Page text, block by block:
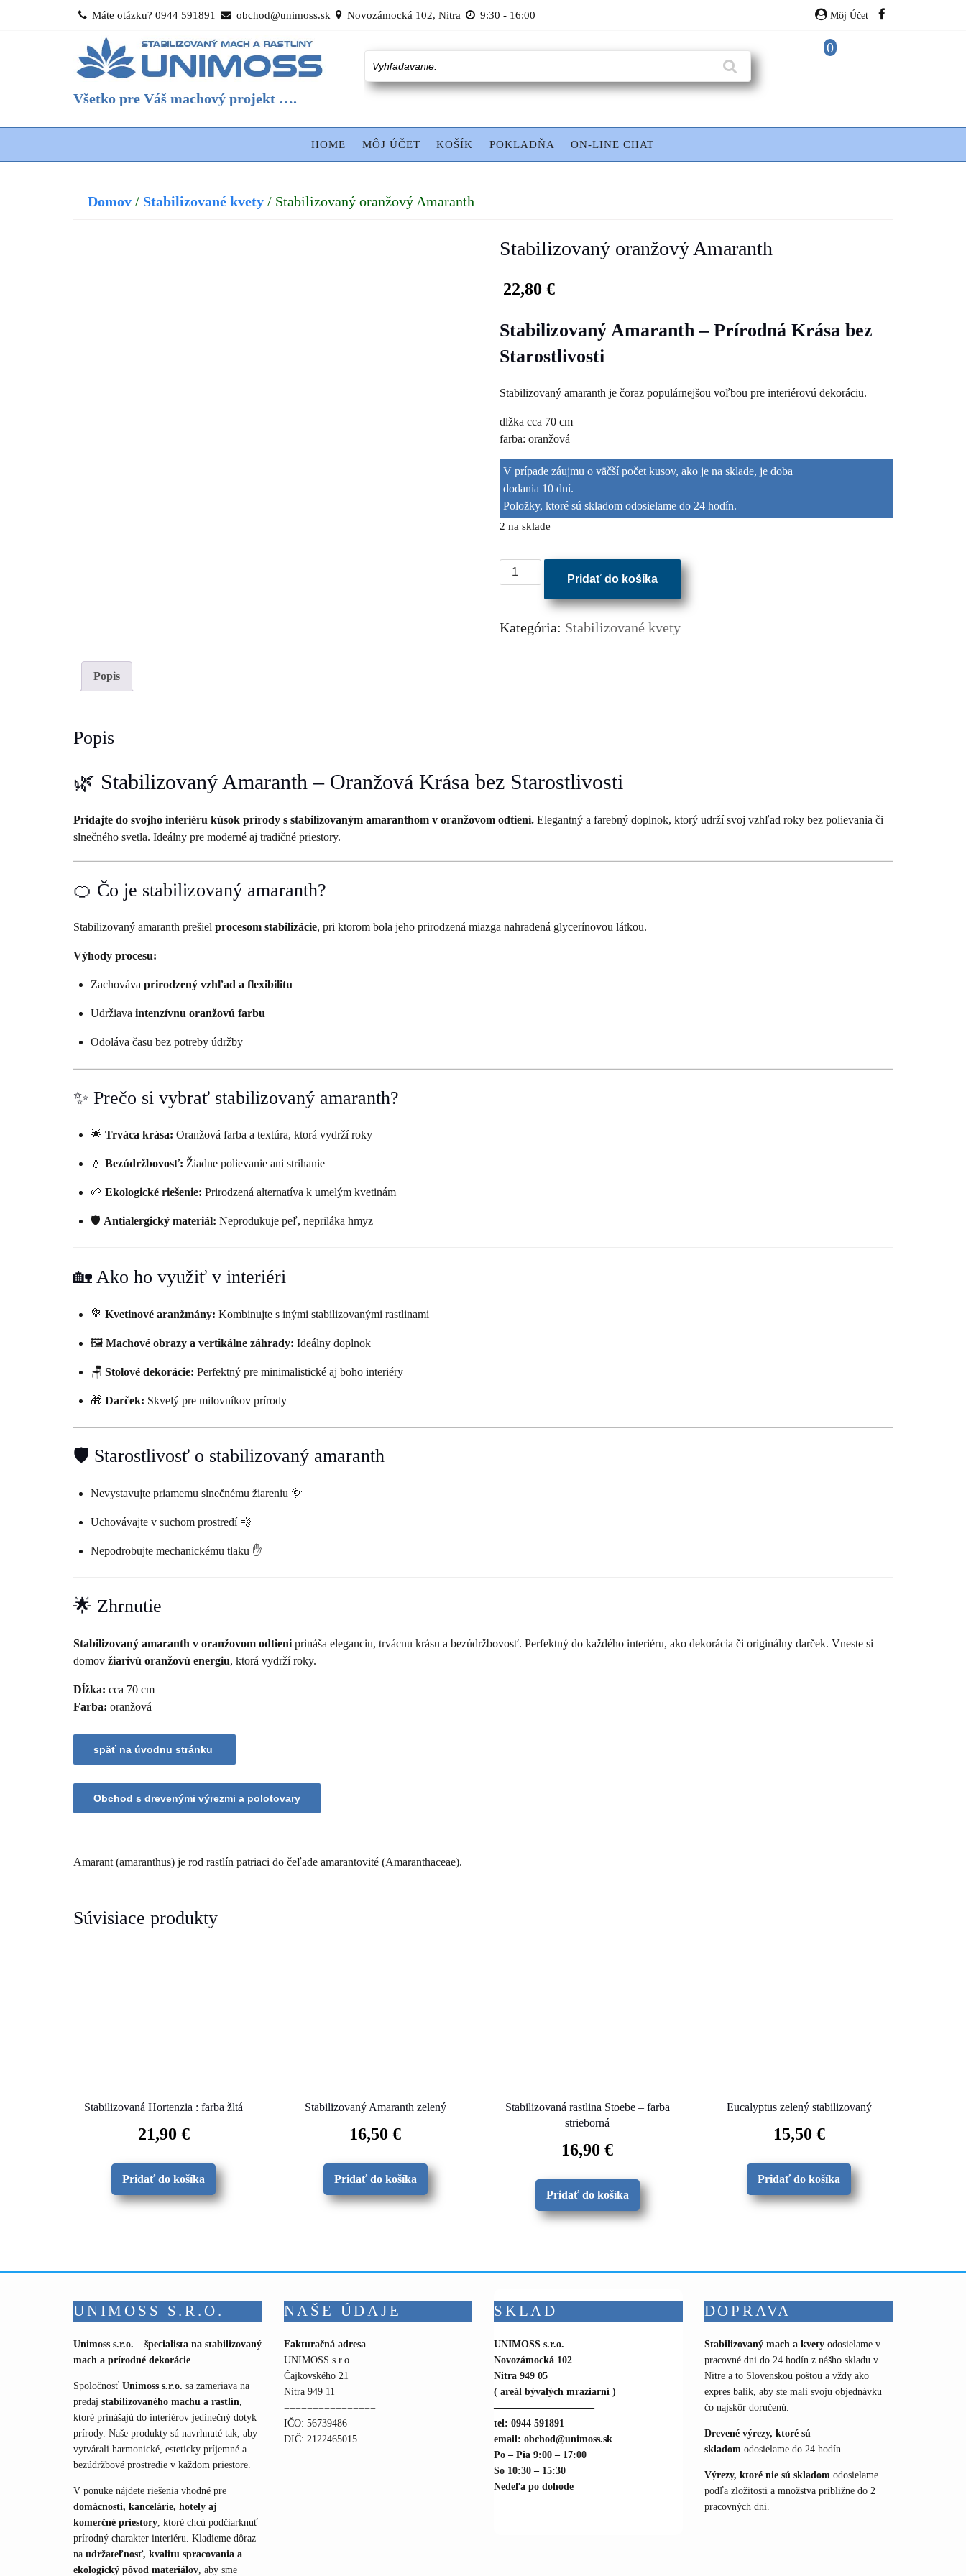
Máte otázku? 0944 591891 obchod@unimoss.sk Novozámocká 102, Nitra 9:30 - 16:00 Môj Účet
Všetko pre Váš machový projekt ….
0
HOME MÔJ ÚČET KOŠÍK POKLADŇA ON-LINE CHAT
Domov / Stabilizované kvety / Stabilizovaný oranžový Amaranth
Stabilizovaný oranžový Amaranth
22,80 €
Stabilizovaný Amaranth – Prírodná Krása bez
Starostlivosti
Stabilizovaný amaranth je čoraz populárnejšou voľbou pre interiérovú dekoráciu.
dlžka cca 70 cm
farba: oranžová
V prípade záujmu o väčší počet kusov, ako je na sklade, je doba
dodania 10 dní.
Položky, ktoré sú skladom odosielame do 24 hodín.
2 na sklade
množstvo
Stabilizovaný
Pridať do košíka
Kategória: Stabilizované kvety
Popis
Popis
🌿 Stabilizovaný Amaranth – Oranžová Krása bez Starostlivosti
Pridajte do svojho interiéru kúsok prírody s stabilizovaným amaranthom v oranžovom odtieni. Elegantný a farebný doplnok, ktorý udrží svoj vzhľad roky bez polievania či
slnečného svetla. Ideálny pre moderné aj tradičné priestory.
🍊 Čo je stabilizovaný amaranth?
Stabilizovaný amaranth prešiel procesom stabilizácie, pri ktorom bola jeho prirodzená miazga nahradená glycerínovou látkou.
Výhody procesu:
Zachováva prirodzený vzhľad a flexibilitu
Udržiava intenzívnu oranžovú farbu
Odoláva času bez potreby údržby
✨ Prečo si vybrať stabilizovaný amaranth?
🌟 Trváca krása: Oranžová farba a textúra, ktorá vydrží roky
💧 Bezúdržbovosť: Žiadne polievanie ani strihanie
🌱 Ekologické riešenie: Prirodzená alternatíva k umelým kvetinám
🛡️ Antialergický materiál: Neprodukuje peľ, nepriláka hmyz
🏡 Ako ho využiť v interiéri
💐 Kvetinové aranžmány: Kombinujte s inými stabilizovanými rastlinami
🖼️ Machové obrazy a vertikálne záhrady: Ideálny doplnok
🪑 Stolové dekorácie: Perfektný pre minimalistické aj boho interiéry
🎁 Darček: Skvelý pre milovníkov prírody
🛡️ Starostlivosť o stabilizovaný amaranth
Nevystavujte priamemu slnečnému žiareniu 🌞
Uchovávajte v suchom prostredí 💨
Nepodrobujte mechanickému tlaku ✋
🌟 Zhrnutie
Stabilizovaný amaranth v oranžovom odtieni prináša eleganciu, trvácnu krásu a bezúdržbovosť. Perfektný do každého interiéru, ako dekorácia či originálny darček. Vneste si
domov žiarivú oranžovú energiu, ktorá vydrží roky.
Dĺžka: cca 70 cm
Farba: oranžová
Amarant (amaranthus) je rod rastlín patriaci do čeľade amarantovité (Amaranthaceae).
Súvisiace produkty
Stabilizovaná Hortenzia : farba žltá
21,90 €
Pridať do košíka
Stabilizovaný Amaranth zelený
16,50€
Pridať do košíka
Stabilizovaná rastlina Stoebe – farba
strieborná
16,90€
Pridať do košíka
Eucalyptus zelený stabilizovaný
15,50 €
Pridať do košíka
UNIMOSS S.R.O.
Unimoss s.r.o. – špecialista na stabilizovaný
mach a prírodné dekorácie
Spoločnosť Unimoss s.r.o. sa zameriava na
predaj stabilizovaného machu a rastlín,
ktoré prinášajú do interiérov jedinečný dotyk
prírody. Naše produkty sú navrhnuté tak, aby
vytvárali harmonické, esteticky príjemné a
bezúdržbové prostredie v každom priestore.
V ponuke nájdete riešenia vhodné pre
domácnosti, kancelárie, hotely aj
komerčné priestory, ktoré chcú podčiarknuť
prírodný charakter interiéru. Kladieme dôraz
na udržateľnosť, kvalitu spracovania a
ekologický pôvod materiálov, aby sme
NAŠE ÚDAJE
Fakturačná adresa
UNIMOSS s.r.o
Čajkovského 21
Nitra 949 11
================
IČO: 56739486
DIČ: 2122465015
SKLAD
UNIMOSS s.r.o.
Novozámocká 102
Nitra 949 05
( areál bývalých mraziarní )
——————————
tel: 0944 591891
email: obchod@unimoss.sk
Po – Pia 9:00 – 17:00
So 10:30 – 15:30
Nedeľa po dohode
DOPRAVA
Stabilizovaný mach a kvetyodosielame v
pracovné dni do 24 hodín z nášho skladu v
Nitre a to Slovenskou poštou a vždy ako
expres balík, aby ste mali svoju objednávku
čo najskôr doručenú.
Drevené výrezy, ktoré sú
skladomodosielame do 24 hodín.
Výrezy, ktoré nie sú skladom odosielame
podľa zložitosti a množstva približne do 2
pracovných dní.